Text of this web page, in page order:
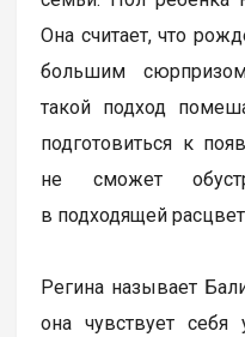
Она считает, что
большим
такой подход
подготовиться к
не сможет
в подходящей
Регина называет
она чувствует себя